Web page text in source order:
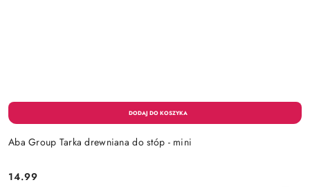
Aba Group Tarka drewniana do stóp - mini
14.99